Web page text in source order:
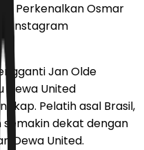
Perkenalkan Osmar
instagram
Jan Olde
Dewa United
Pelatih asal Brasil,
semakin dekat dengan
Dewa United.